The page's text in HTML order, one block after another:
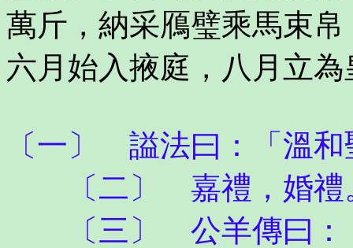
萬斤，納采鴈璧乘馬束
六月始入掖庭，八月立為
〔一〕 謚法曰：「溫
〔二〕 嘉禮，婚禮
〔三〕 公羊傳曰：「